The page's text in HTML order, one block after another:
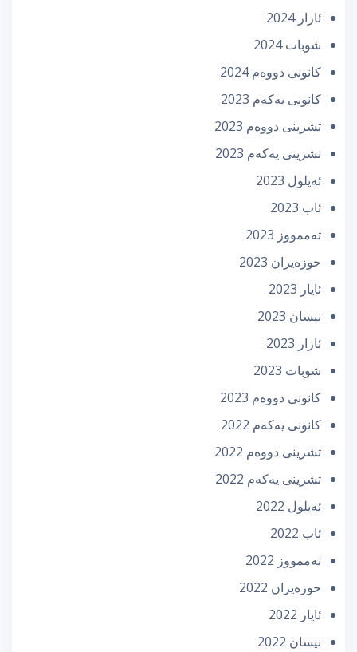
ئازار 2024
شوبات 2024
كانونی دووه‌م 2024
كانونی یه‌كه‌م 2023
تشرینی دووه‌م 2023
تشرینی یه‌كه‌م 2023
ئه‌یلول 2023
ئاب 2023
تەممووز 2023
حوزه‌یران 2023
ئایار 2023
نیسان 2023
ئازار 2023
شوبات 2023
كانونی دووه‌م 2023
كانونی یه‌كه‌م 2022
تشرینی دووه‌م 2022
تشرینی یه‌كه‌م 2022
ئه‌یلول 2022
ئاب 2022
تەممووز 2022
حوزه‌یران 2022
ئایار 2022
نیسان 2022